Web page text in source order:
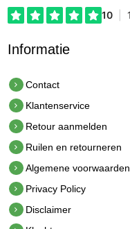
Informatie
Contact
Klantenservice
Retour aanmelden
Ruilen en retourneren
Algemene voorwaarden
Privacy Policy
Disclaimer